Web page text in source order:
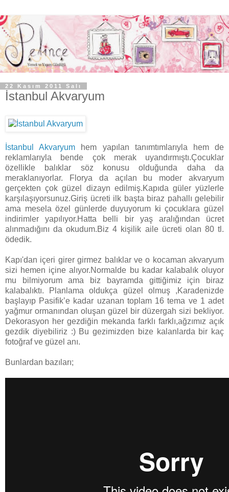
22 Kasım 2011 Salı
İstanbul Akvaryum
İstanbul Akvaryum hem yapılan tanımtımlarıyla hem de
reklamlarıyla bende çok merak uyandırmıştı.Çocuklar
özellikle balıklar söz konusu olduğunda daha da
meraklanıyorlar. Florya da açılan bu moder akvaryum
gerçekten çok güzel dizayn edilmiş.Kapıda güler yüzlerle
karşılaşıyorsunuz.Giriş ücreti ilk başta biraz pahallı gelebilir
ama mesela özel günlerde duyuyorum ki çocuklara güzel
indirimler yapılıyor.Hatta belli bir yaş aralığından ücret
alınmadığını da okudum.Biz 4 kişilik aile ücreti olan 80 tl.
ödedik.
Kapı'dan içeri girer girmez balıklar ve o kocaman akvaryum
sizi hemen içine alıyor.Normalde bu kadar kalabalık oluyor
mu bilmiyorum ama biz bayramda gittiğimiz için biraz
kalabalıktı. Planlama oldukça güzel olmuş ,Karadenizde
başlayıp Pasifik’e kadar uzanan toplam 16 tema ve 1 adet
yağmur ormanından oluşan güzel bir düzergah sizi bekliyor.
Dekorasyon her gezdiğin mekanda farklı farklı,ağzımız açık
gezdik diyebiliriz :) Bu gezimizden bize kalanlarda bir kaç
fotoğraf ve güzel anı.
Bunlardan bazıları;